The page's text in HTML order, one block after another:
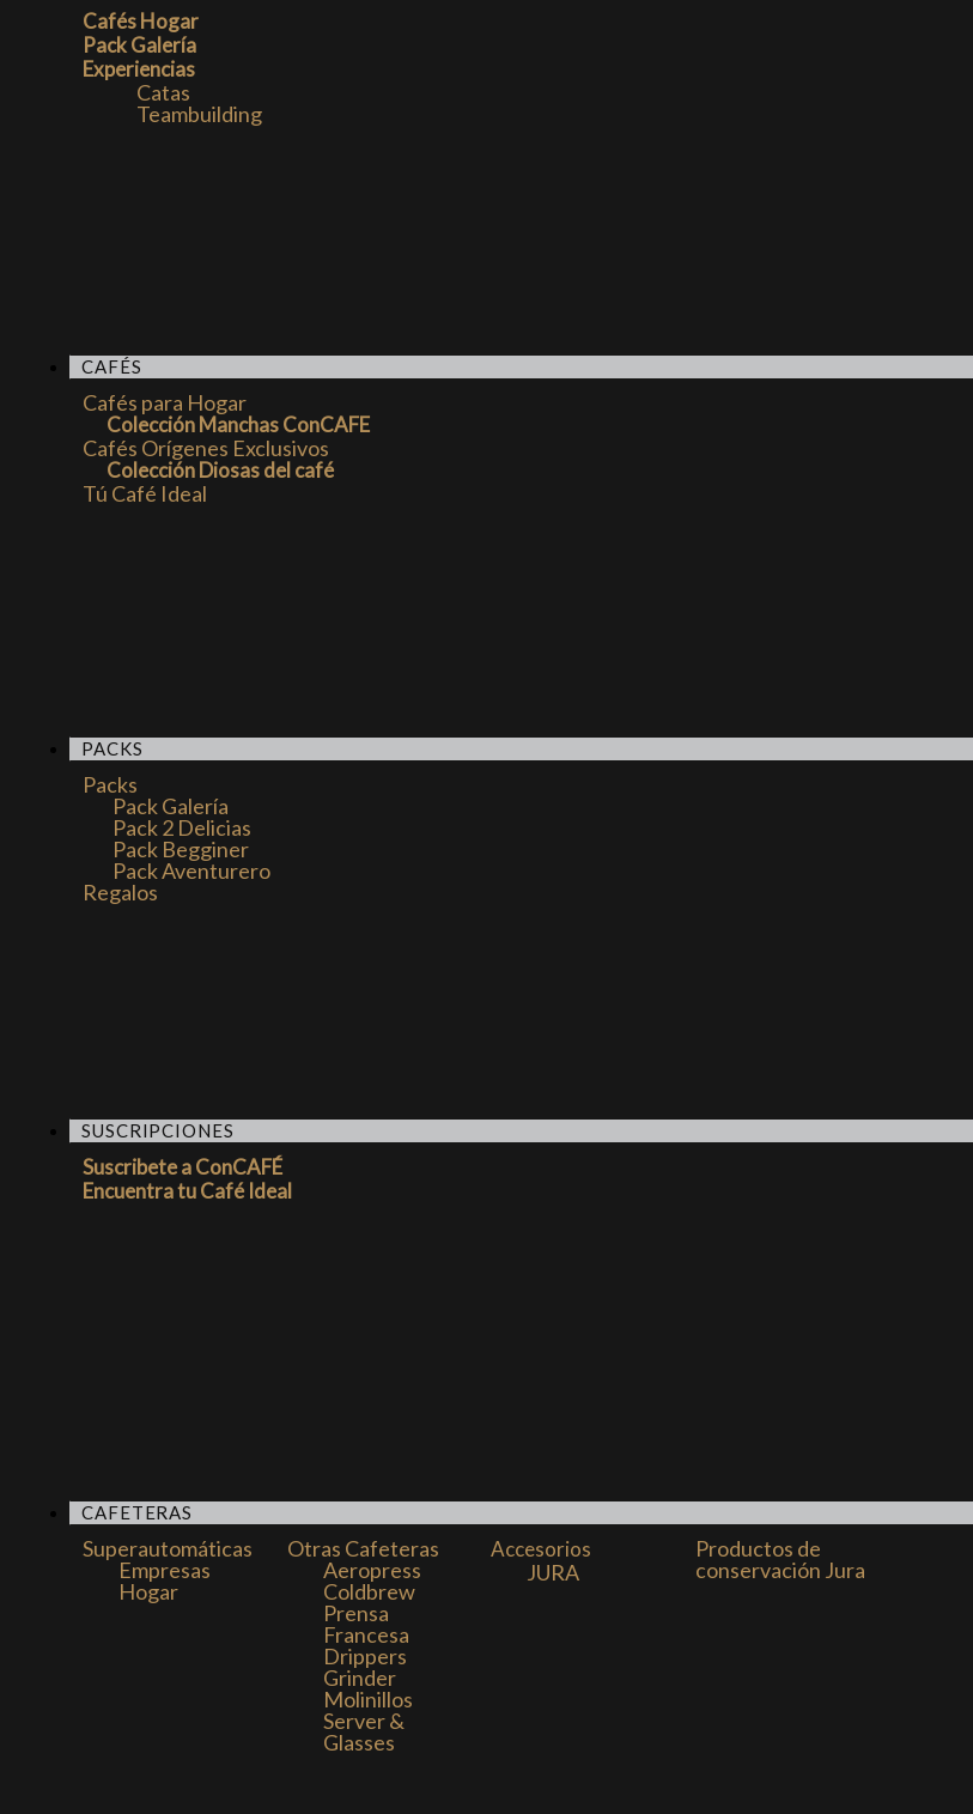
Cafés Hogar
Pack Galería
Experiencias
Catas
Teambuilding
CAFÉS
Cafés para Hogar
Colección Manchas ConCAFE
Cafés Orígenes Exclusivos
Colección Diosas del café
Tú Café Ideal
PACKS
Packs
Pack Galería
Pack 2 Delicias
Pack Begginer
Pack Aventurero
Regalos
SUSCRIPCIONES
Suscribete a ConCAFÉ
Encuentra tu Café Ideal
CAFETERAS
Superautomáticas
Empresas
Hogar
Otras Cafeteras
Aeropress
Coldbrew
Prensa
Francesa
Drippers
Grinder
Molinillos
Server &
Glasses
Accesorios
JURA
Productos de
conservación Jura